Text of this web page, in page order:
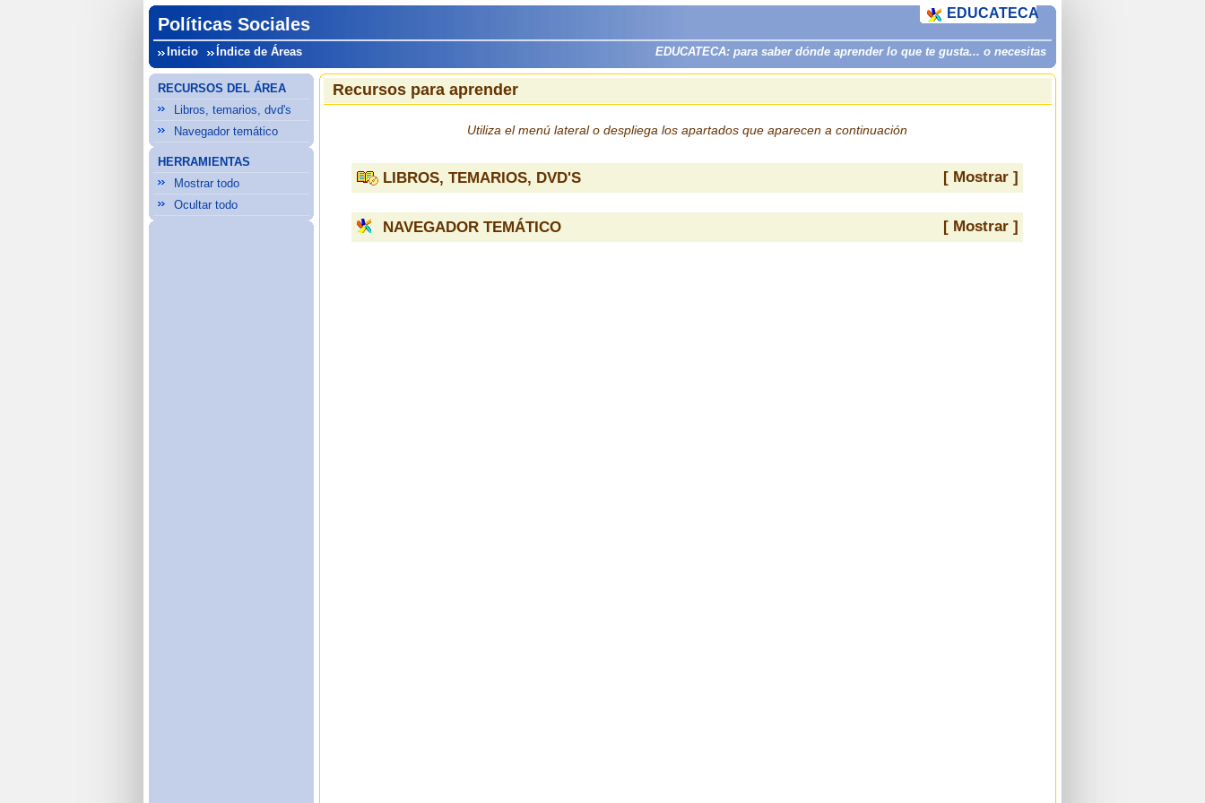
Políticas Sociales
Inicio Índice de Áreas EDUCATECA: para saber dónde aprender lo que te gusta... o necesitas
EDUCATECA
RECURSOS DEL ÁREA
Libros, temarios, dvd's
Navegador temático
HERRAMIENTAS
Mostrar todo
Ocultar todo
Recursos para aprender
Utiliza el menú lateral o despliega los apartados que aparecen a continuación
LIBROS, TEMARIOS, DVD'S [ Mostrar ]
NAVEGADOR TEMÁTICO [ Mostrar ]